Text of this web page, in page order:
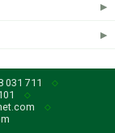
▶
▶
031 711 ◇
◇
◇